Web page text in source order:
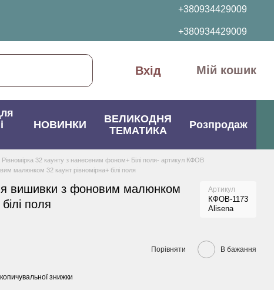
+380934429009
+380934429009
Вхід Мій кошик
НОВИНКИ
ВЕЛИКОДНЯ
ТЕМАТИКА
Розпродаж
Рівномірка 32 каунту з нанесеним фоном+ Білі поля- артикул КФОВ
малюнком 32 каунт рівномірна+ білі поля
вишивки з фоновим малюнком
поля
Артикул
КФОВ-1173
Alisena
Порівняти В бажання
знижки